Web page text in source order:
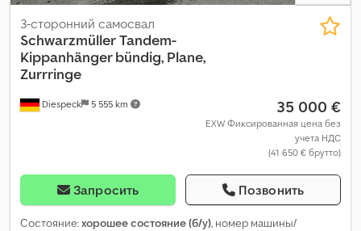
Diespeck 5 555 km
3-сторонний самосвал
SchwarzmüllerTandem-
Kippanhänger bündig, Plane,
Zurrringe
35 000 €
EXW Фиксированная цена без
учета НДС
(41 650 € брутто)
Запросить Позвонить
Состояние:хорошее состояние (б/у), номер машины/